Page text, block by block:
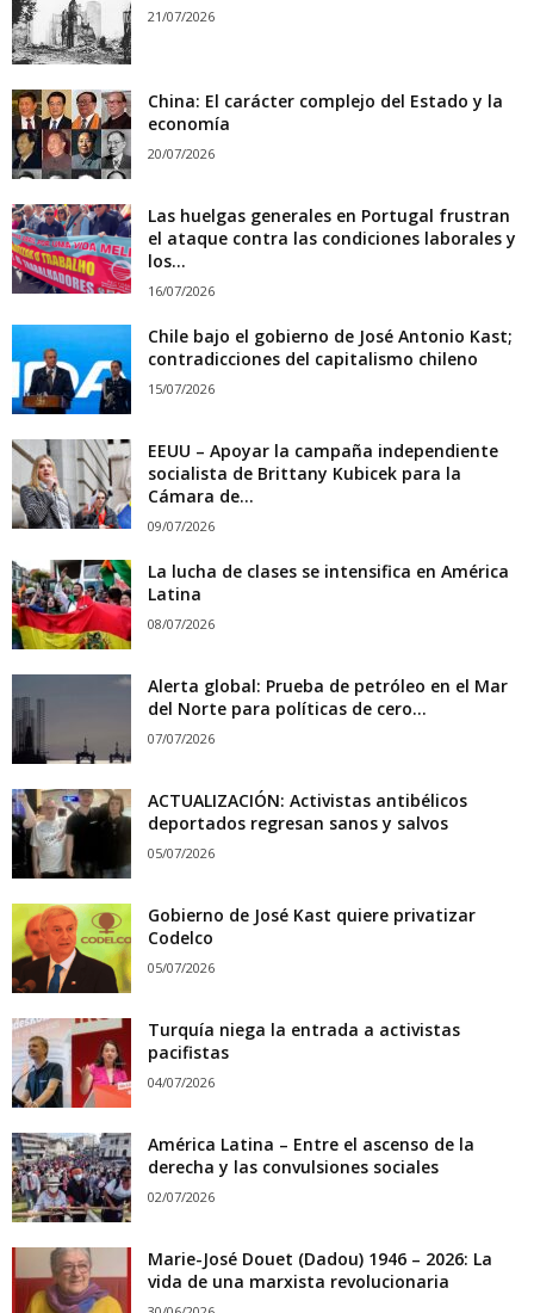
21/07/2026
China: El carácter complejo del Estado y la
economía
20/07/2026
Las huelgas generales en Portugal frustran
el ataque contra las condiciones laborales y
los...
16/07/2026
Chile bajo el gobierno de José Antonio Kast;
contradicciones del capitalismo chileno
15/07/2026
EEUU – Apoyar la campaña independiente
socialista de Brittany Kubicek para la
Cámara de...
09/07/2026
La lucha de clases se intensifica en América
Latina
08/07/2026
Alerta global: Prueba de petróleo en el Mar
del Norte para políticas de cero...
07/07/2026
ACTUALIZACIÓN: Activistas antibélicos
deportados regresan sanos y salvos
05/07/2026
Gobierno de José Kast quiere privatizar
Codelco
05/07/2026
Turquía niega la entrada a activistas
pacifistas
04/07/2026
América Latina – Entre el ascenso de la
derecha y las convulsiones sociales
02/07/2026
Marie-José Douet (Dadou) 1946 – 2026: La
vida de una marxista revolucionaria